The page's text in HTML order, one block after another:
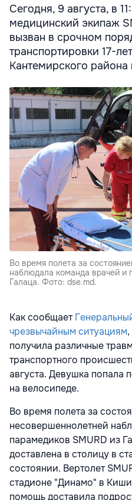
Сегодня, 9 августа, в
медицинский экипаж
вызван в срочном
транспортировки 17-
Кантемирского
Во время полета за
наблюдала команда врачей и
Галаца. Фото: dse.md.
Как сообщает
чрезвычайным ситуациям
получила различные
транспортного
августа. Девушка попала
на велосипеде.
Во время полета за
несовершеннолетней
парамедиков SMURD из
доставлена в столицу в
состоянии. Вертолет
стадионе "Динамо" в
помощь доставила